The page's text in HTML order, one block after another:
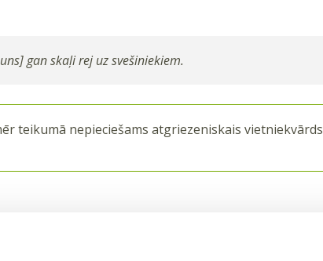
gan skaļi rej uz svešiniekiem.
teikumā nepieciešams atgriezeniskais vietniekvārds